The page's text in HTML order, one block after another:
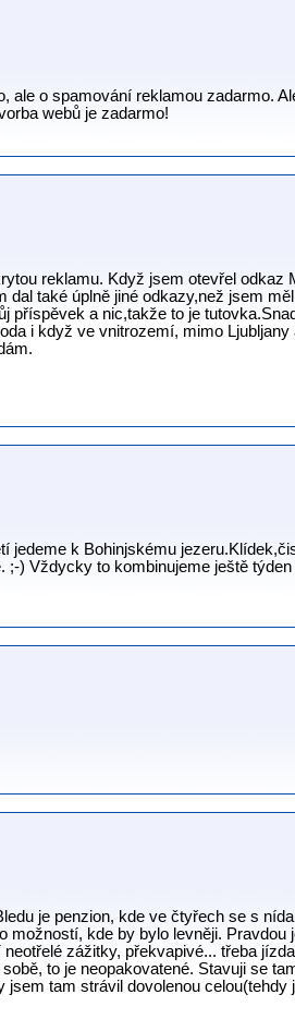
ale o spamování reklamou zadarmo.
webů je zadarmo!
reklamu. Když jsem otevřel odkaz
také úplně jiné odkazy,než jsem
příspěvek a nic,takže to je
i když ve vnitrozemí, mimo Ljubljany
jedeme k Bohinjskému
) Vždycky to kombinujeme ještě
je penzion, kde ve čtyřech se s
kde by bylo levněji.
zážitky, překvapivé... třeba
to je neopakovatené. Stavuji se
tam strávil dovolenou celou(tehdy